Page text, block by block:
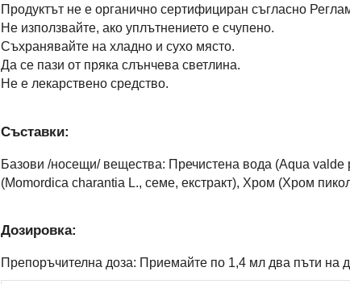
Продуктът не е органично сертифициран съгласно
Не използвайте, ако уплътнението е счупено.
Съхранявайте на хладно и сухо място.
Да се пази от пряка слънчева светлина.
Не е лекарствено средство.
Съставки:
Базови /носещи/ вещества: Пречистена вода (Aqua
(Momordica charantia L., семе, екстракт), Хром (Хром
Дозировка:
Препоръчителна доза: Приемайте по 1,4 мл два пъти на